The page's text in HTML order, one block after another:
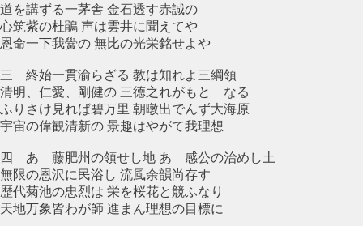
道を講ずる一茅舎 金石透す赤誠の
心筑紫の杜鵑 声は雲井に聞えてや
恩命一下我黌の 無比の光栄銘せよや
三 終始一貫渝らざる 教は知れよ三綱領
清明、仁愛、剛健の 三徳之れがもとゝなる
ふりさけ見れば碧万里 朝暾出でんず大海原
宇宙の偉観清新の 景趣はやがて我理想
四 あゝ藤肥州の領せし地 あゝ感公の治めし土
無限の恩沢に民浴し 流風余韻尚存す
歴代菊池の忠烈は 栄を桜花と競ふなり
天地万象皆わが師 進まん理想の目標に